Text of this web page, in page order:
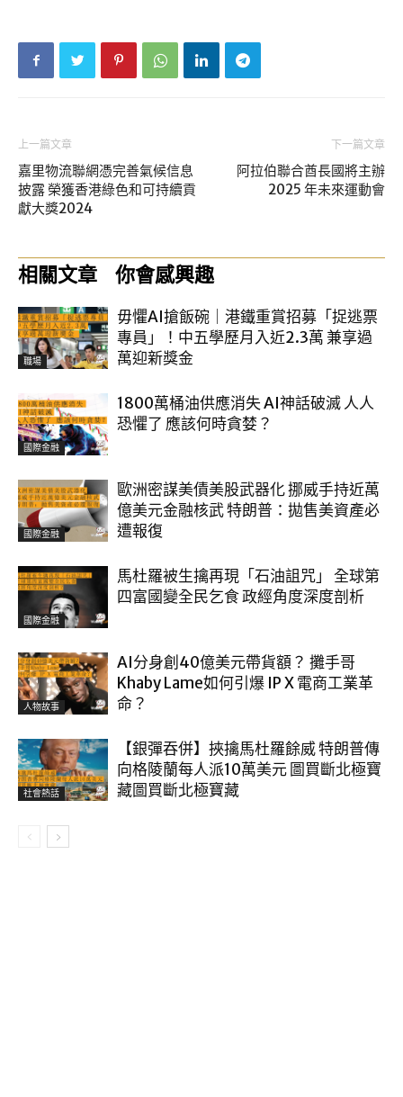
上一篇文章
嘉里物流聯網憑完善氣候信息
披露 榮獲香港綠色和可持續貢
獻大獎2024
下一篇文章
阿拉伯聯合酋長國將主辦
2025 年未來運動會
相關文章 你會感興趣
職場
毋懼AI搶飯碗｜港鐵重賞招募「捉逃票
專員」！中五學歷月入近2.3萬 兼享過
萬迎新獎金
國際金融
1800萬桶油供應消失 AI神話破滅 人人
恐懼了 應該何時貪婪？
國際金融
歐洲密謀美債美股武器化 挪威手持近萬
億美元金融核武 特朗普：拋售美資產必
遭報復
國際金融
馬杜羅被生擒再現「石油詛咒」 全球第
四富國變全民乞食 政經角度深度剖析
人物故事
AI分身創40億美元帶貨額？ 攤手哥
Khaby Lame如何引爆 IP X 電商工業革
命？
社會熱話
【銀彈吞併】挾擒馬杜羅餘威 特朗普傳
向格陵蘭每人派10萬美元 圖買斷北極寶
藏圖買斷北極寶藏